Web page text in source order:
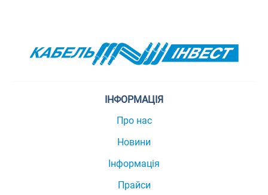
ІНФОРМАЦІЯ
Про нас
Новини
Інформація
Прайси